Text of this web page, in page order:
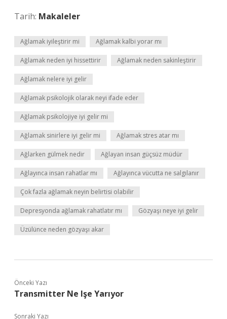
Tarih: Makaleler
Ağlamak iyileştirir mi Ağlamak kalbi yorar mı
Ağlamak neden iyi hissettirir Ağlamak neden sakinleştirir
Ağlamak nelere iyi gelir
Ağlamak psikolojik olarak neyi ifade eder
Ağlamak psikolojiye iyi gelir mi
Ağlamak sinirlere iyi gelir mi Ağlamak stres atar mı
Ağlarken gülmek nedir Ağlayan insan güçsüz müdür
Ağlayınca insan rahatlar mı Ağlayınca vücutta ne salgılanır
Çok fazla ağlamak neyin belirtisi olabilir
Depresyonda ağlamak rahatlatır mı Gözyaşı neye iyi gelir
Üzülünce neden gözyaşı akar
Önceki Yazı
Transmitter Ne Işe Yarıyor
Sonraki Yazı